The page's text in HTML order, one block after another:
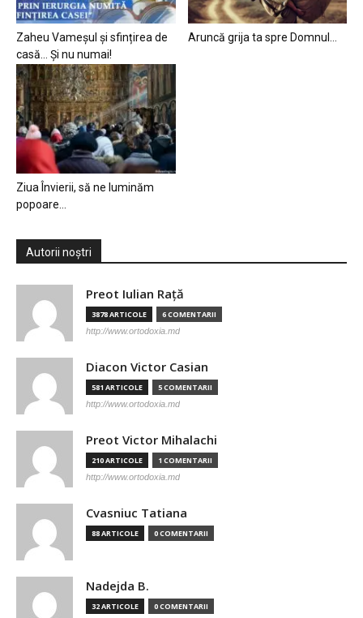
Zaheu Vameșul și sfințirea de
casă… Și nu numai!
Aruncă grija ta spre Domnul…
Ziua Învierii, să ne luminăm
popoare…
Autorii noștri
Preot Iulian Raţă
3878 ARTICOLE 6 COMENTARII
http://www.ortodoxia.md
Diacon Victor Casian
581 ARTICOLE 5 COMENTARII
http://www.ortodoxia.md
Preot Victor Mihalachi
210 ARTICOLE 1 COMENTARII
http://www.ortodoxia.md
Cvasniuc Tatiana
88 ARTICOLE 0 COMENTARII
Nadejda B.
32 ARTICOLE 0 COMENTARII